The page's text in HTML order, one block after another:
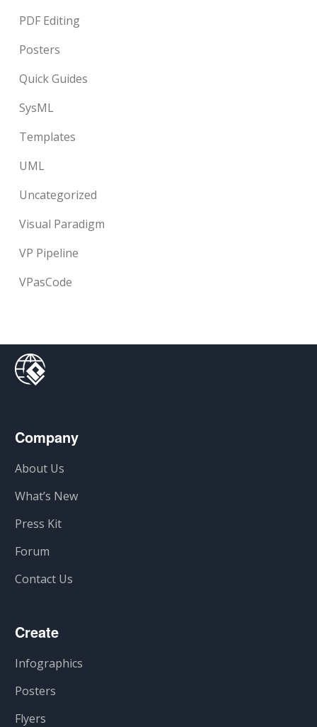
PDF Editing
Posters
Quick Guides
SysML
Templates
UML
Uncategorized
Visual Paradigm
VP Pipeline
VPasCode
Company
About Us
What’s New
Press Kit
Forum
Contact Us
Create
Infographics
Posters
Flyers